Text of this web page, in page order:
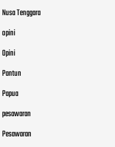
Nusa Tenggara
opini
Opini
Pantun
Papua
pesawaran
Pesawaran